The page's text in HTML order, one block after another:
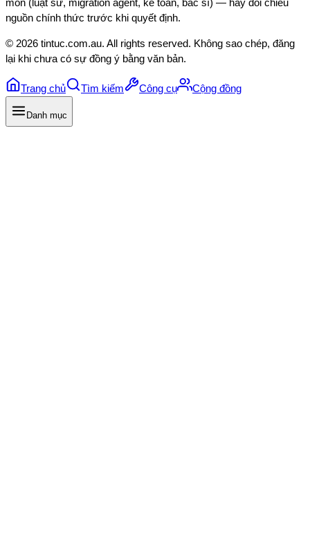
môn (luật sư, migration agent, kế toán, bác sĩ) — hãy đối chiếu
nguồn chính thức trước khi quyết định.
© 2026 tintuc.com.au. All rights reserved. Không sao chép, đăng
lại khi chưa có sự đồng ý bằng văn bản.
Trang chủ Tìm kiếm Công cụ Cộng đồng
Danh mục